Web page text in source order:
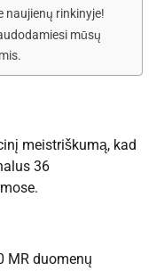
naujienų rinkinyje!
mūsų
meistriškumą, kad
36
MR duomenų